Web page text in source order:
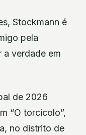
Stockmann é
pela
a verdade em
de 2026
“O torcicolo”,
no distrito de